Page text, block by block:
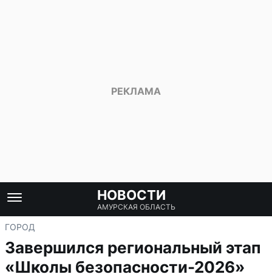
НОВОСТИ
АМУРСКАЯ ОБЛАСТЬ
ГОРОД
Завершился региональный этап
«Школы безопасности-2026»